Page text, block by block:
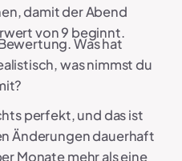
damit der Abend
von 9 beginnt.
Was hat
was nimmst du
perfekt, und das ist
Änderungen dauerhaft
Monate mehr als eine